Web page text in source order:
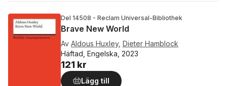
Del 14508 - Reclam Universal-Bibliothek
Brave New World
Av Aldous Huxley, Dieter Hamblock
Häftad, Engelska, 2023
121 kr
Lägg till